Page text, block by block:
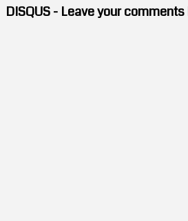
DISQUS - Leave your comments